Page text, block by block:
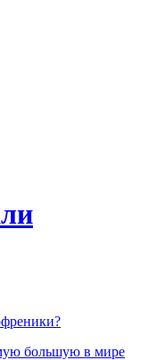
большую в мире